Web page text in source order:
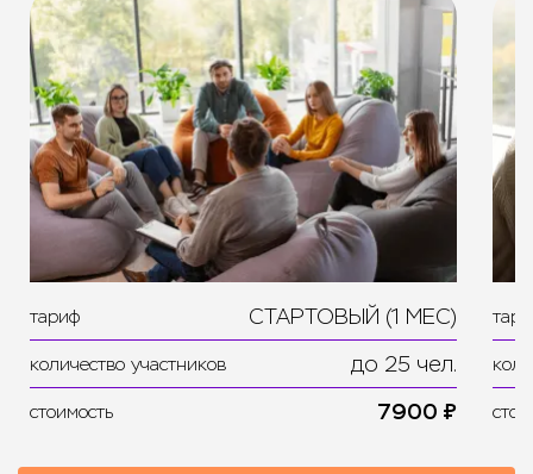
тариф СТАРТОВЫЙ (1 МЕС)
количество участников до 25 чел.
стоимость 7900 ₽